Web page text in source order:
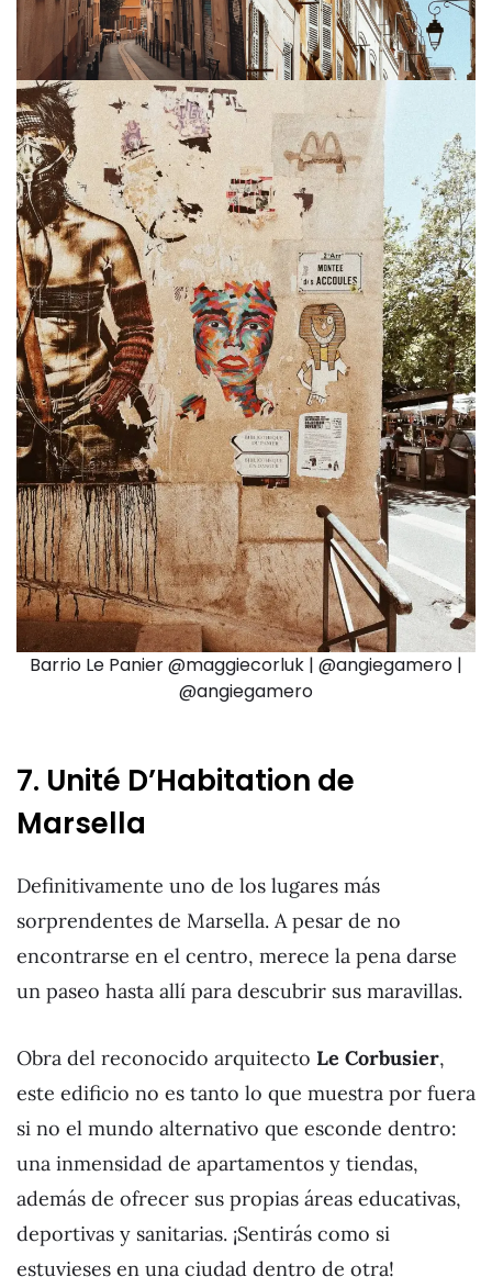
Barrio Le Panier @maggiecorluk | @angiegamero |
@angiegamero
7. Unité D’Habitation de
Marsella
Definitivamente uno de los lugares más
sorprendentes de Marsella. A pesar de no
encontrarse en el centro, merece la pena darse
un paseo hasta allí para descubrir sus maravillas.
Obra del reconocido arquitecto Le Corbusier,
este edificio no es tanto lo que muestra por fuera
si no el mundo alternativo que esconde dentro:
una inmensidad de apartamentos y tiendas,
además de ofrecer sus propias áreas educativas,
deportivas y sanitarias. ¡Sentirás como si
estuvieses en una ciudad dentro de otra!